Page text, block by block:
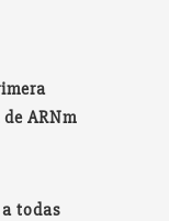
ARNm
todas